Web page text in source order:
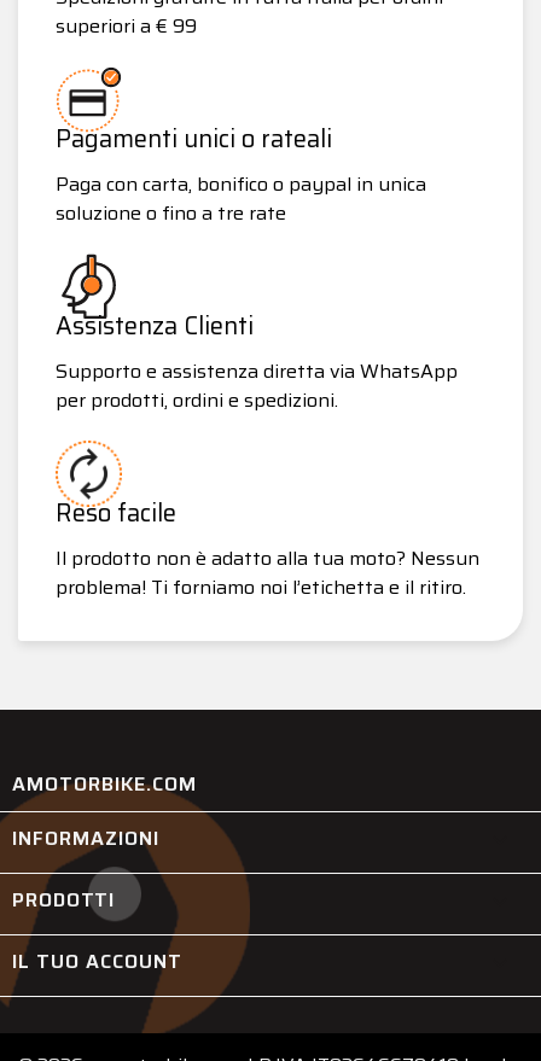
superiori a € 99
Pagamenti unici o rateali
Paga con carta, bonifico o paypal in unica
soluzione o fino a tre rate
Assistenza Clienti
Supporto e assistenza diretta via WhatsApp
per prodotti, ordini e spedizioni.
Reso facile
Il prodotto non è adatto alla tua moto? Nessun
problema! Ti forniamo noi l’etichetta e il ritiro.
AMOTORBIKE.COM
INFORMAZIONI
PRODOTTI
IL TUO ACCOUNT